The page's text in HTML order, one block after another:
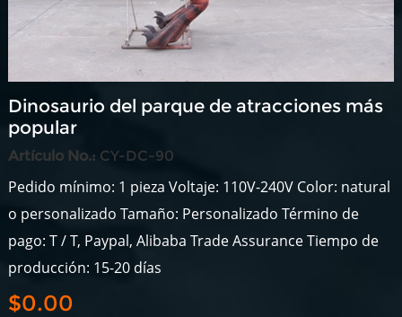
Dinosaurio del parque de atracciones más
popular
Artículo No.: CY-DC-90
Pedido mínimo: 1 pieza Voltaje: 110V-240V Color: natural
o personalizado Tamaño: Personalizado Término de
pago: T / T, Paypal, Alibaba Trade Assurance Tiempo de
producción: 15-20 días
$0.00